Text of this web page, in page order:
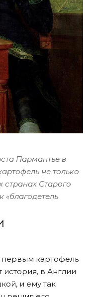
Пармантье в
не только
странах Старого
«благодетель
первым картофель
история, в Англии
и ему так